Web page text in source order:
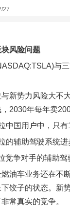
27
风险问题
与
新势力风险大不
2030年每年卖
中国用户中，只
的辅助驾驶系统
竞争对手的辅助驾
油车业务还在不
饺子的状态。新
常真实的竞争。